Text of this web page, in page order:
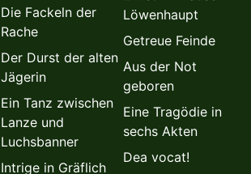
Die Fackeln der
Rache
Der Durst der alten
Jägerin
Ein Tanz zwischen
Lanze und
Luchsbanner
Intrige in Gräflich
Löwenhaupt
Getreue Feinde
Aus der Not
geboren
Eine Tragödie in
sechs Akten
Dea vocat!